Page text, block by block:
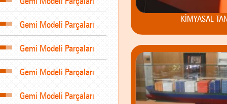
Gemi Modeli Parçaları
Gemi Modeli Parçaları
Gemi Modeli Parçaları
Gemi Modeli Parçaları
KİMYASAL